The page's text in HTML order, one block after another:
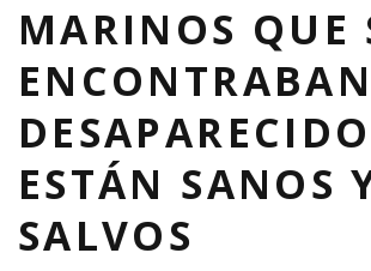
MARINOS QUE
ENCONTRABAN
ESTÁN SANOS
SALVOS